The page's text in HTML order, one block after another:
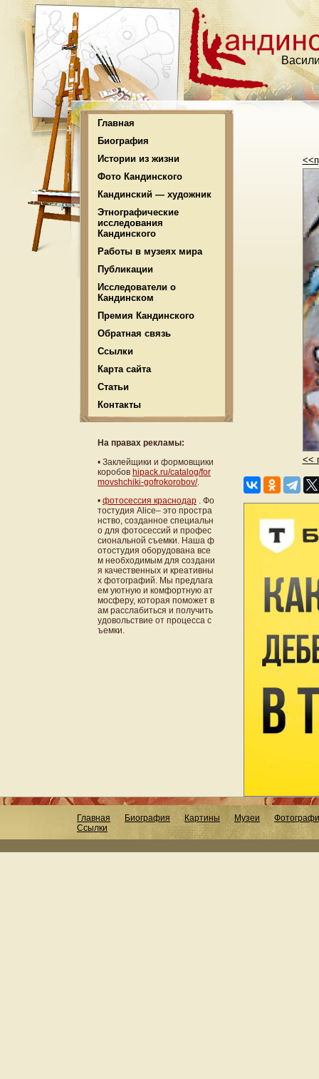
Главная
Биография
Истории из жизни
Фото Кандинского
Кандинский — художник
Этнографические
исследования
Кандинского
Работы в музеях мира
Публикации
Исследователи о
Кандинском
Премия Кандинского
Обратная связь
Ссылки
Карта сайта
Статьи
Контакты
На правах рекламы:
• Заклейщики и формовщики
коробов hipack.ru/catalog/for
movshchiki-gofrokorobov/.
• фотосессия краснодар . Фо
тостудия Alice– это простра
нство, созданное специальн
о для фотосессий и профес
сиональной съемки. Наша ф
отостудия оборудована все
м необходимым для создани
я качественных и креативны
х фотографий. Мы предлага
ем уютную и комфортную ат
мосферу, которая поможет в
ам расслабиться и получить
удовольствие от процесса с
ъемки.
<<
Главная Биография Картины Музеи
Ссылки